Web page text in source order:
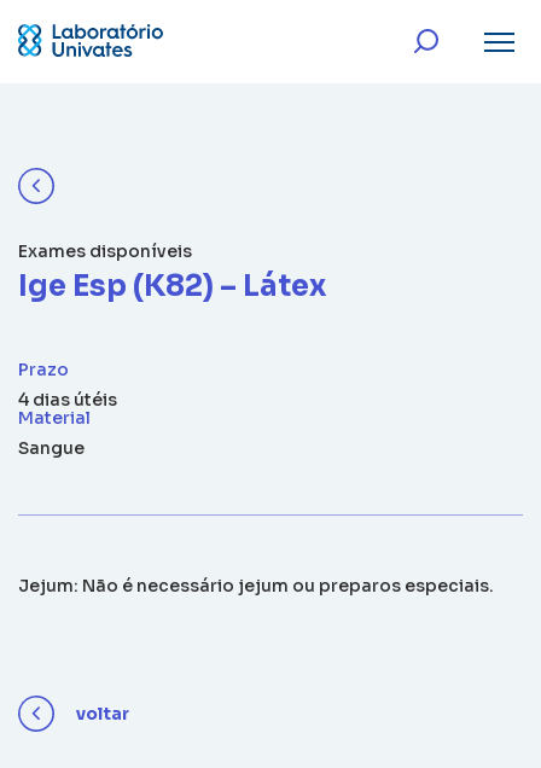
Exames disponíveis
Ige Esp (K82) – Látex
Prazo
4 dias útéis
Material
Sangue
Jejum: Não é necessário jejum ou preparos especiais.
voltar